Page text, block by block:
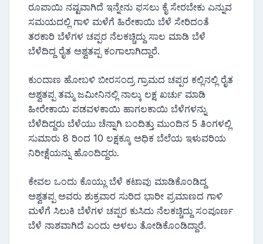
ರೂಪಾಯಿ ನಷ್ಟವಾಗಿದೆ ಇನ್ನೇನು ಫಸಲು ಕೈ ಸೇರಬೇಕು ಎನ್ನುವ
ಸಮಯದಲ್ಲಿ ಗಾಳಿ ಮಳೆಗೆ ಹಿರೇಕಾಯಿ ಬೆಳೆ ಸೇರಿದಂತೆ
ತರಕಾರಿ ಬೆಳೆಗಳ ಚಪ್ಪರ ನೆಲಕಚ್ಚಿದ್ದು ಸಾಲ ಮಾಡಿ ಬೆಳೆ
ಬೆಳೆದಿದ್ದ ರೈತ ಅಶ್ವತಪ್ಪ ಕಂಗಾಲಾಗಿದ್ದಾರೆ.
ಕುಂದಾಣ ಹೋಬಳಿ ಬೀರಸಂದ್ರ ಗ್ರಾಮದ ಚಪ್ಪರ ಕಲ್ಲಿನಲ್ಲಿ ರೈತ
ಅಶ್ವತಪ್ಪ ತಮ್ಮ ಜಮೀನಿನಲ್ಲಿ ನಾಲ್ಕು ಲಕ್ಷ ಖರ್ಚು ಮಾಡಿ
ಹೀರೇಕಾಯಿ ಪಡವಳಕಾಯಿ ಹಾಗಲಕಾಯಿ ಬೆಳೆಗಳನ್ನು
ಬೆಳೆದಿದ್ದರು ಬೆಳೆಯು ಚೆನ್ನಾಗಿ ಬಂದಿತ್ತು ಮುಂದಿನ 5 ತಿಂಗಳಲ್ಲಿ
ಸುಮಾರು 8 ರಿಂದ 10 ಲಕ್ಷಕ್ಕೂ ಅಧಿಕ ಬೆಲೆಯ ಇಳುವರಿಯ
ನಿರೀಕ್ಷೆಯನ್ನು ಹೊಂದಿದ್ದರು.
ಕೇವಲ ಒಂದು ಕೊಯ್ಲು ಬೆಳೆ ಕಟಾವು ಮಾಡಿಕೊಂಡಿದ್ದ
ಅಶ್ವತಪ್ಪ ಅವರು ಶುಕ್ರವಾರ ಸುರಿದ ಭಾರೀ ಪ್ರಮಾಣದ ಗಾಳಿ
ಮಳೆಗೆ ಸಿಲುಕಿ ಬೆಳೆಗಳ ಚಪ್ಪರ ಕುಸಿದು ನೆಲಕಚ್ಚಿದ್ದು ಸಂಪೂರ್ಣ
ಬೆಳೆ ನಾಶವಾಗಿದೆ ಎಂದು ಅಳಲು ತೋಡಿಕೊಂಡಿದ್ದಾರೆ.